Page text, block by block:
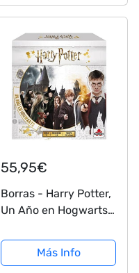
jugadores
55,95€
Borras - Harry Potter,
Un Año en Hogwarts,
distintos, participa en
partidos de
Más Info